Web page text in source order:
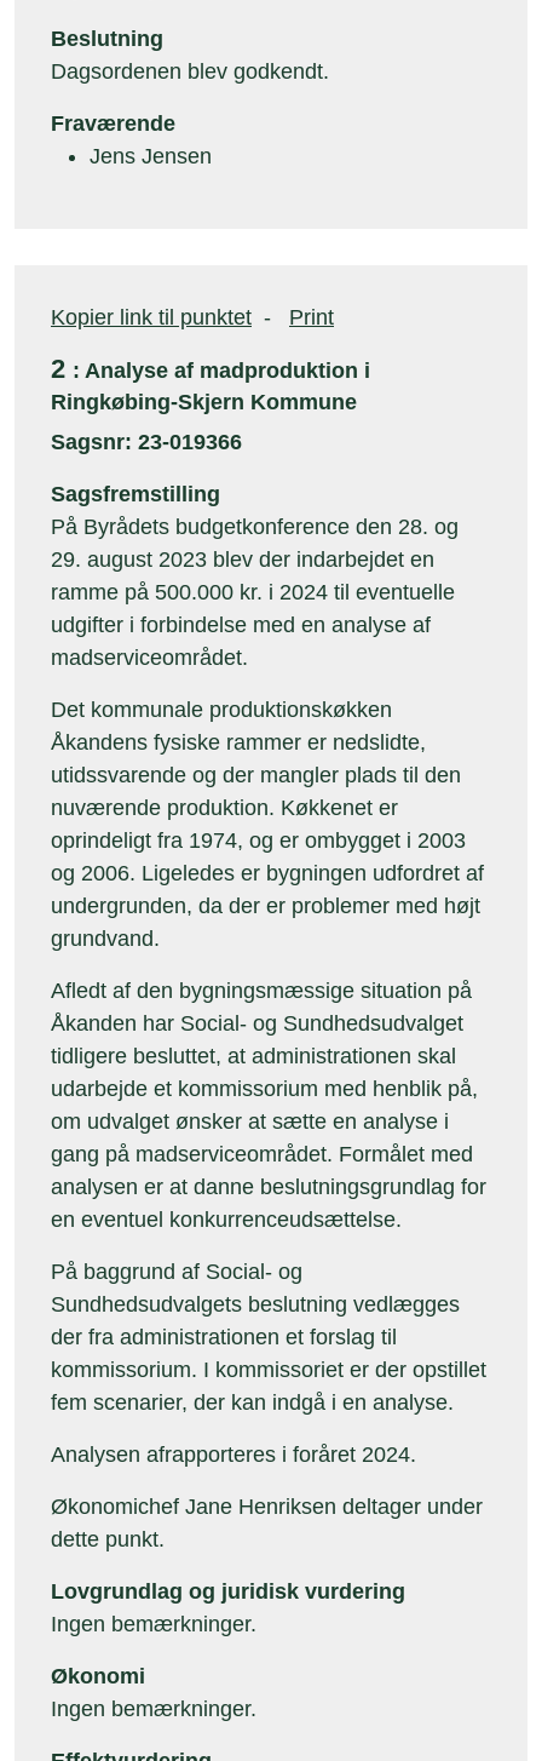
Beslutning
Dagsordenen blev godkendt.
Fraværende
Jens Jensen
Kopier link til punktet - Print
2 : Analyse af madproduktion i
Ringkøbing-Skjern Kommune
Sagsnr: 23-019366
Sagsfremstilling
På Byrådets budgetkonference den 28. og
29. august 2023 blev der indarbejdet en
ramme på 500.000 kr. i 2024 til eventuelle
udgifter i forbindelse med en analyse af
madserviceområdet.
Det kommunale produktionskøkken
Åkandens fysiske rammer er nedslidte,
utidssvarende og der mangler plads til den
nuværende produktion. Køkkenet er
oprindeligt fra 1974, og er ombygget i 2003
og 2006. Ligeledes er bygningen udfordret af
undergrunden, da der er problemer med højt
grundvand.
Afledt af den bygningsmæssige situation på
Åkanden har Social- og Sundhedsudvalget
tidligere besluttet, at administrationen skal
udarbejde et kommissorium med henblik på,
om udvalget ønsker at sætte en analyse i
gang på madserviceområdet. Formålet med
analysen er at danne beslutningsgrundlag for
en eventuel konkurrenceudsættelse.
På baggrund af Social- og
Sundhedsudvalgets beslutning vedlægges
der fra administrationen et forslag til
kommissorium. I kommissoriet er der opstillet
fem scenarier, der kan indgå i en analyse.
Analysen afrapporteres i foråret 2024.
Økonomichef Jane Henriksen deltager under
dette punkt.
Lovgrundlag og juridisk vurdering
Ingen bemærkninger.
Økonomi
Ingen bemærkninger.